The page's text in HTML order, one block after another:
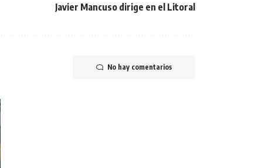
Javier Mancuso dirige en el Litoral
No hay comentarios